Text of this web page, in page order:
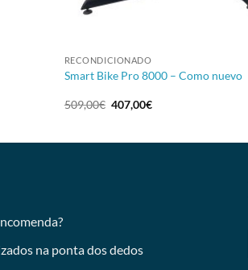
RECONDICIONADO
Smart Bike Pro 8000 – Como nuevo
509,00€ 407,00€
na ponta dos dedos